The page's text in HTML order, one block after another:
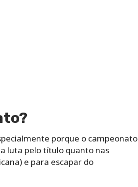
porque o campeonato
luta pelo título quanto nas
e para escapar do